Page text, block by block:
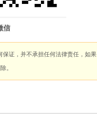
信
证，并不承担任何法律责任，如果
。